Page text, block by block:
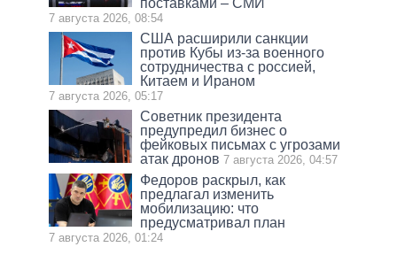
7 августа 2026, 08:54
США расширили санкции
против Кубы из-за военного
сотрудничества с россией,
Китаем и Ираном
7 августа 2026, 05:17
Советник президента
предупредил бизнес о
фейковых письмах с угрозами
атак дронов 7 августа 2026, 04:57
Федоров раскрыл, как
предлагал изменить
мобилизацию: что
предусматривал план
7 августа 2026, 01:24